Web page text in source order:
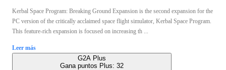
Kerbal Space Program: Breaking Ground Expansion is the second expansion for the
PC version of the critically acclaimed space flight simulator, Kerbal Space Program.
This feature-rich expansion is focused on increasing th ...
Leer más
G2A Plus
Gana puntos Plus: 32